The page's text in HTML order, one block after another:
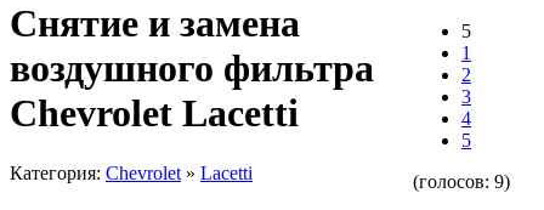
5
1
2
3
4
5
(голосов: 9)
Снятие и замена
воздушного фильтра
Chevrolet Lacetti
Категория: Chevrolet » Lacetti